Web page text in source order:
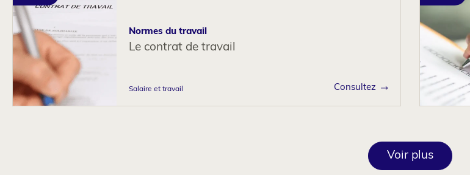
Normes du travail
Le contrat de travail
Salaire et travail Consultez
Voir plus